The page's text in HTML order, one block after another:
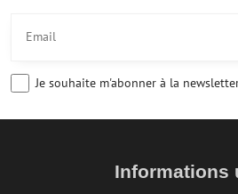
Je souhaite m'abonner à la
Informations